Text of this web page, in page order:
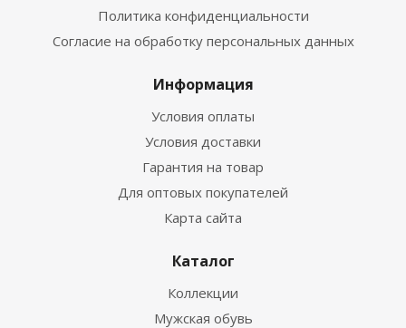
Политика конфиденциальности
Согласие на обработку персональных данных
Информация
Условия оплаты
Условия доставки
Гарантия на товар
Для оптовых покупателей
Карта сайта
Каталог
Коллекции
Мужская обувь